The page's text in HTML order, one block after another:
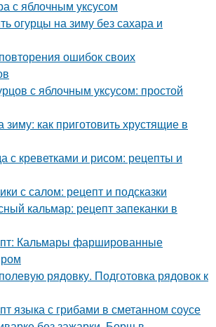
с яблочным уксусом
огурцы на зиму без сахара и
ошибок своих
с яблочным уксусом: простой
как приготовить хрустящие в
с креветками и рисом: рецепты и
с салом: рецепт и подсказки
кальмар: рецепт запеканки в
Кальмары фаршированные
рядовку. Подготовка рядовок к
языка с грибами в сметанном соусе